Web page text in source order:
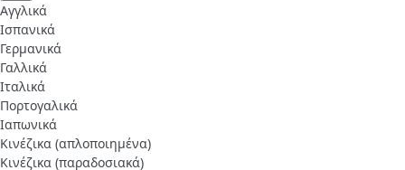
Αγγλικά
Ισπανικά
Γερμανικά
Γαλλικά
Ιταλικά
Πορτογαλικά
Ιαπωνικά
Κινέζικα (απλοποιημένα)
Κινέζικα (παραδοσιακά)